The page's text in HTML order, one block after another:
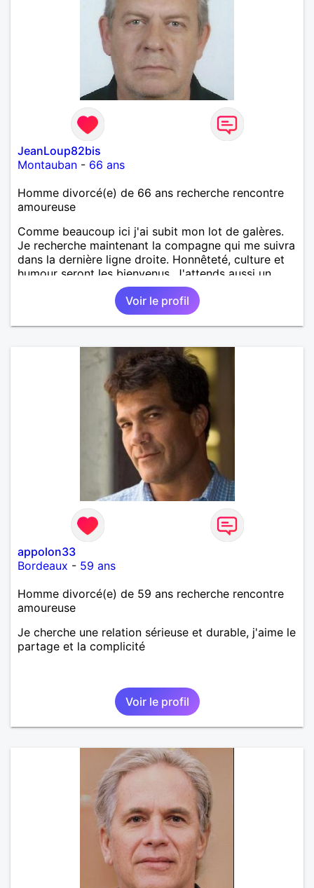
éventuellement par une connexion romantique avec
une femme corse plus jeune que moi si l'occasion se
présente. A bientot de lire votre courrier. Serge
JeanLoup82bis
Montauban - 66 ans
Homme divorcé(e) de 66 ans recherche rencontre
amoureuse
Comme beaucoup ici j'ai subit mon lot de galères.
Je recherche maintenant la compagne qui me suivra
dans la dernière ligne droite. Honnêteté, culture et
humour seront les bienvenus. J'attends aussi un
logis en commun, bien choisis où nous pourrons
recevoir la famille, les amis et peut être un animal
de compagnie. Merci mesdames, j'attends vos
messages. Amitiés sincères.
Voir le profil
appolon33
Bordeaux - 59 ans
Homme divorcé(e) de 59 ans recherche rencontre
amoureuse
Je cherche une relation sérieuse et durable, j'aime le
partage et la complicité
Voir le profil